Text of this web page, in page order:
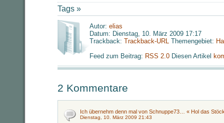
Tags »
Autor: elias
Datum: Dienstag, 10. März 2009 17:17
Trackback: Trackback-URL Themengebiet:
Feed zum Beitrag: RSS 2.0 Diesen Artikel
2 Kommentare
Ich übernehm denn mal von Schnuppe73… « Hol das
Dienstag, 10. März 2009 21:43